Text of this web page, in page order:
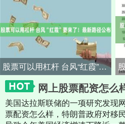
股票可以用杠杆 台风“红霞”要来了！最新路径公布
网上股票配资怎么样 美联储研究：
美国达拉斯联储的一项研究发现
票配资怎么样，特朗普政府对移